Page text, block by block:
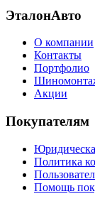
ЭталонАвто
О компании
Контакты
Портфолио
Акции
Покупателям
Политика
Помощь